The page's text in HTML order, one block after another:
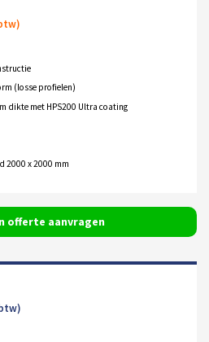
(losse profielen)
dikte met HPS200 Ultra coating
2000 x 2000 mm
offerte aanvragen